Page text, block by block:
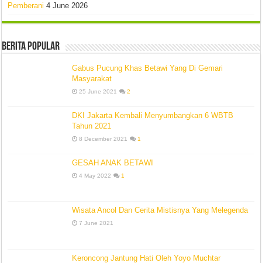
Pemberani 4 June 2026
Berita Popular
Gabus Pucung Khas Betawi Yang Di Gemari
Masyarakat
25 June 2021 2
DKI Jakarta Kembali Menyumbangkan 6 WBTB
Tahun 2021
8 December 2021 1
GESAH ANAK BETAWI
4 May 2022 1
Wisata Ancol Dan Cerita Mistisnya Yang Melegenda
7 June 2021
Keroncong Jantung Hati Oleh Yoyo Muchtar